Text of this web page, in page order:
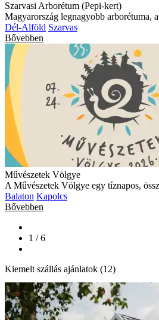
Szarvasi Arborétum (Pepi-kert)
Magyarország legnagyobb arborétuma,
Dél-Alföld Szarvas
Bővebben
Művészetek Völgye
A Művészetek Völgye egy tíznapos,
Balaton Kapolcs
Bővebben
1 / 6
Kiemelt szállás ajánlatok (12)